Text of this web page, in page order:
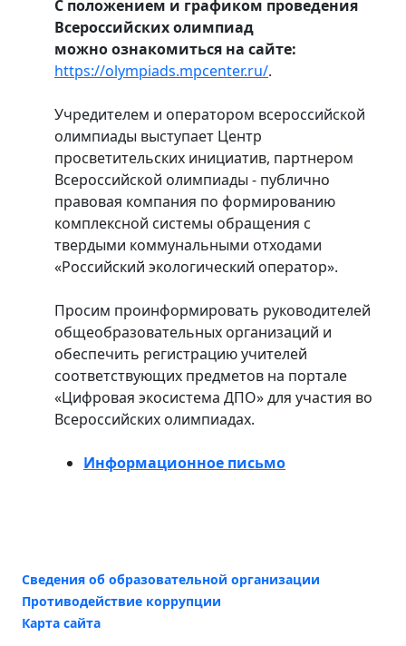
С положением и графиком проведения
Всероссийских олимпиад
можноознакомиться на сайте:
https://olympiads.mpcenter.ru/.
Учредителем и оператором всероссийской
олимпиады выступает Центр
просветительских инициатив, партнером
Всероссийской олимпиады - публично
правовая компания по формированию
комплексной системы обращения с
твердыми коммунальными отходами
«Российский экологический оператор».
Просим проинформировать руководителей
общеобразовательных организаций и
обеспечить регистрацию учителей
соответствующих предметов на портале
«Цифровая экосистема ДПО» для участия во
Всероссийских олимпиадах.
Информационное письмо
Сведения об образовательной организации
Противодействие коррупции
Карта сайта